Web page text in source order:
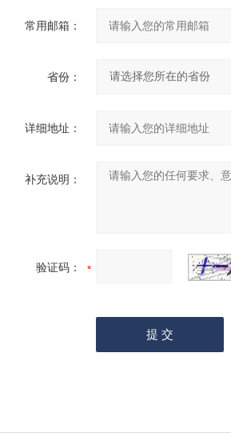
常用邮箱：
省份：
详细地址：
补充说明：
验证码：